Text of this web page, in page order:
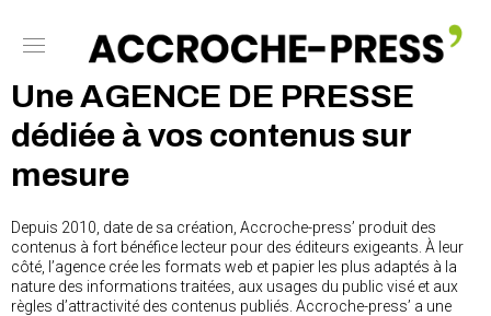
Une AGENCE DE PRESSE
dédiée à vos contenus sur
mesure
Depuis 2010, date de sa création, Accroche-press’ produit des
contenus à fort bénéfice lecteur pour des éditeurs exigeants. À leur
côté, l’agence crée les formats web et papier les plus adaptés à la
nature des informations traitées, aux usages du public visé et aux
règles d’attractivité des contenus publiés. Accroche-press’ a une